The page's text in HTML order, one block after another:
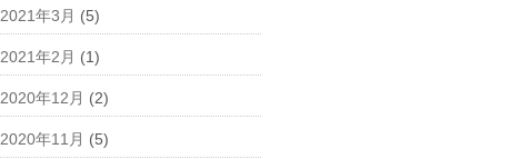
2021年3月 (5)
2021年2月 (1)
2020年12月 (2)
2020年11月 (5)